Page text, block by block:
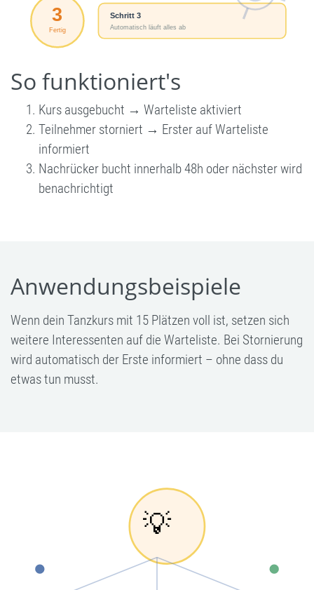
So funktioniert's
Kurs ausgebucht → Warteliste aktiviert
Teilnehmer storniert → Erster auf Warteliste
informiert
Nachrücker bucht innerhalb 48h oder nächster wird
benachrichtigt
Anwendungsbeispiele
Wenn dein Tanzkurs mit 15 Plätzen voll ist, setzen sich
weitere Interessenten auf die Warteliste. Bei Stornierung
wird automatisch der Erste informiert – ohne dass du
etwas tun musst.